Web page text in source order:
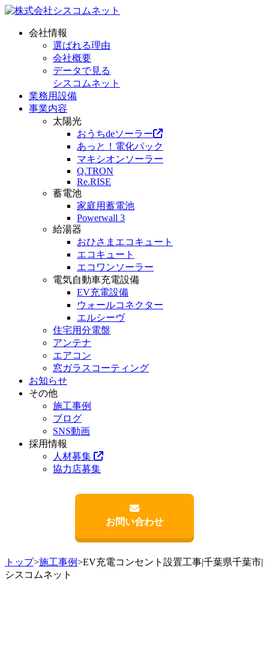
会社情報
選ばれる理由
会社概要
データで見る
シスコムネット
業務用設備
事業内容
太陽光
おうちdeソーラー
あっと！電化パック
マキシオンソーラー
Q.TRON
Re.RISE
蓄電池
家庭用蓄電池
Powerwall 3
給湯器
おひさまエコキュート
エコキュート
エコワンソーラー
電気自動車充電設備
EV充電設備
ウォールコネクター
エルシーヴ
住宅用分電盤
アンテナ
エアコン
窓ガラスコーティング
お知らせ
その他
施工事例
ブログ
SNS動画
採用情報
人材募集
協力店募集
お問い合わせ
トップ>施工事例>EV充電コンセント設置工事|千葉県千葉市|
シスコムネット